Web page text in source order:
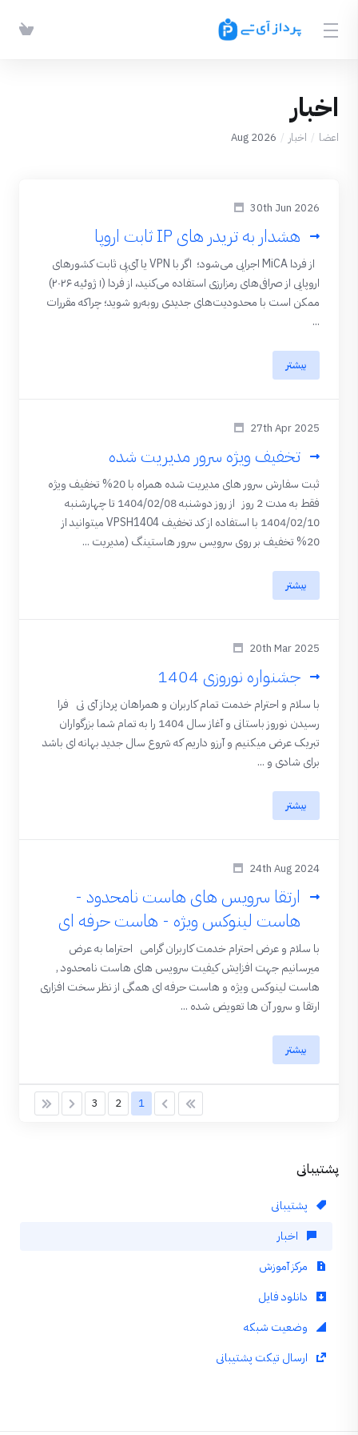
اخبار
اعضا اخبار Aug 2026
پشتیبانی
پشتیبانی
اخبار
مرکز آموزش
دانلود فایل
وضعیت شبکه
ارسال تیکت پشتیبانی
30th Jun 2026
هشدار به تریدر های IP ثابت اروپا
از فردا MiCA اجرایی می‌شود؛ اگر با VPN یا آی‌پی ثابت کشورهای
اروپایی از صرافی‌های رمزارزی استفاده می‌کنید، از فردا (۱ ژوئیه ۲۰۲۶)
ممکن است با محدودیت‌های جدیدی روبه‌رو شوید؛ چراکه مقررات
...
بیشتر
27th Apr 2025
تخفیف ویژه سرور مدیریت شده
ثبت سفارش سرور های مدیریت شده همراه با 20% تخفیف ویژه
فقط به مدت 2 روز از روز دوشنبه 1404/02/08 تا چهارشنبه
1404/02/10 با استفاده از کد تخفیف VPSH1404 میتوانید از
20% تخفیف بر روی سرویس سرور هاستینگ (مدیریت ...
بیشتر
20th Mar 2025
جشنواره نوروزی 1404
با سلام و احترام خدمت تمام کاربران و همراهان پرداز آی تی فرا
رسیدن نوروز باستانی و آغاز سال 1404 را به تمام شما بزرگواران
تبریک عرض میکنیم و آرزو داریم که شروع سال جدید بهانه ای باشد
برای شادی و ...
بیشتر
24th Aug 2024
ارتقا سرویس های هاست نامحدود -
هاست لینوکس ویژه - هاست حرفه ای
با سلام و عرض احترام خدمت کاربران گرامی احتراما به عرض
میرسانیم جهت افزایش کیفیت سرویس های هاست نامحدود ,
هاست لینوکس ویژه و هاست حرفه ای همگی از نظر سخت افزاری
ارتقا و سرور آن ها تعویض شده ...
بیشتر
1
2
3